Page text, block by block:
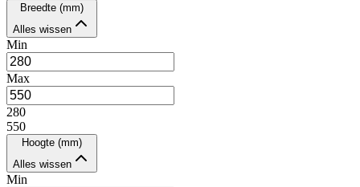
Breedte (mm)
Alles wissen
Min
Max
280
550
Hoogte (mm)
Alles wissen
Min